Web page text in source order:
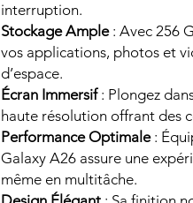
interruption.
Stockage Ample: Avec 256
vos applications, photos et
d’espace.
Écran Immersif: Plongez
haute résolution offrant des
Performance Optimale:
Galaxy A26 assure une
même en multitâche.